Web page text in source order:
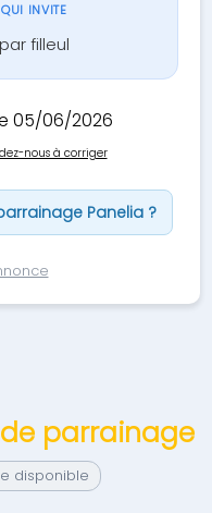
INVITE
filleul
05/06/2026
nous à corriger
Panelia ?
parrainage
disponible